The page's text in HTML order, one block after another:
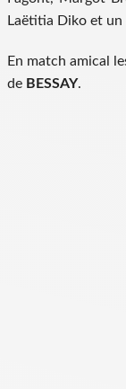
Laëtitia Diko et un
En match amical
de BESSAY.